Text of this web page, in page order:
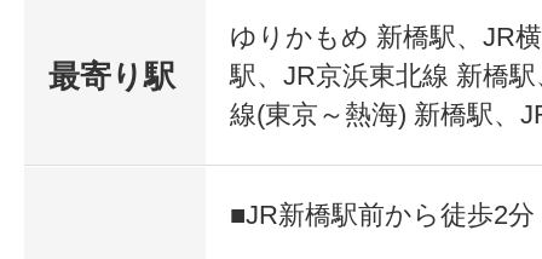
りたい！」
そんな強い意志を持つあなたには
指すためのコースをご用意しまし
カクテル技術はもちろん、店舗の
格を持つ、オー
ナーバーテンダ
店舗にて、本格
8月 8日（土）
8月21日（金）
8月22日（土）
8月28日（金）
最寄り駅
ゆりかもめ 新橋駅、JR
駅、JR京浜東北線 新橋
線(東京～熱海) 新橋駅、
■JR新橋駅前から徒歩2分